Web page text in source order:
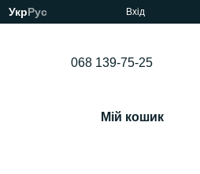
УкрРус Вхід
068 139-75-25
Мій кошик